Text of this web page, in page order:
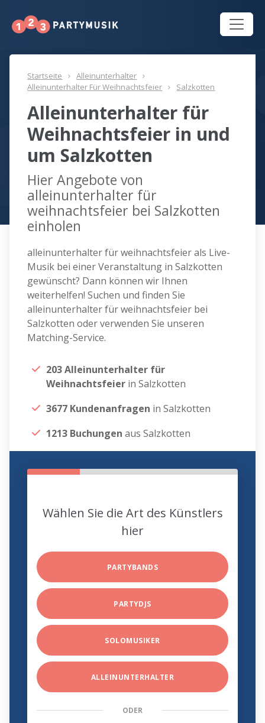
Startseite
Alleinunterhalter
Alleinunterhalter Für Weihnachtsfeier
Salzkotten
Alleinunterhalter für
Weihnachtsfeier in und
um Salzkotten
Hier Angebote von
alleinunterhalter für
weihnachtsfeier bei Salzkotten
einholen
alleinunterhalter für weihnachtsfeier als Live-
Musik bei einer Veranstaltung in Salzkotten
gewünscht? Dann können wir Ihnen
weiterhelfen! Suchen und finden Sie
alleinunterhalter für weihnachtsfeier bei
Salzkotten oder verwenden Sie unseren
Matching-Service.
203 Alleinunterhalter für
Weihnachtsfeier in Salzkotten
3677 Kundenanfragen in Salzkotten
1213 Buchungen aus Salzkotten
Wählen Sie die Art des Künstlers
hier
PARTYBANDS
PARTYDJS
SOLOMUSIKER
ALLEINUNTERHALTER
ODER